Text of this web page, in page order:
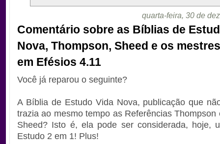
quarta-feira, 30 de
Comentário sobre as Bíblias de
Nova, Thompson, Sheed e os
em Efésios 4.11
Você já reparou o seguinte?
A Bíblia de Estudo Vida Nova, publicação que
trazia ao mesmo tempo as Referências Thompson
Sheed? Isto é, ela pode ser considerada, hoje,
Estudo 2 em 1! Plus!